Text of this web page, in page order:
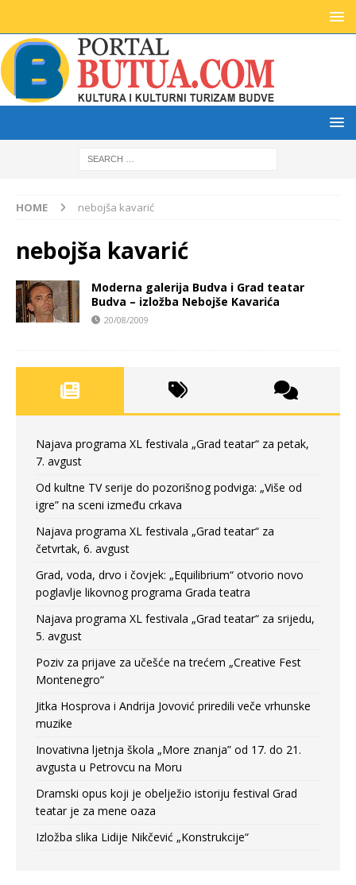
HOME nebojša kavarić
nebojša kavarić
Moderna galerija Budva i Grad teatar
Budva – izložba Nebojše Kavarića
20/08/2009
Najava programa XL festivala „Grad teatar“ za petak,
7. avgust
Od kultne TV serije do pozorišnog podviga: „Više od
igre” na sceni između crkava
Najava programa XL festivala „Grad teatar“ za
četvrtak, 6. avgust
Grad, voda, drvo i čovjek: „Equilibrium“ otvorio novo
poglavlje likovnog programa Grada teatra
Najava programa XL festivala „Grad teatar“ za srijedu,
5. avgust
Poziv za prijave za učešće na trećem „Creative Fest
Montenegro“
Jitka Hosprova i Andrija Jovović priredili veče vrhunske
muzike
Inovativna ljetnja škola „More znanja” od 17. do 21.
avgusta u Petrovcu na Moru
Dramski opus koji je obelježio istoriju festival Grad
teatar je za mene oaza
Izložba slika Lidije Nikčević „Konstrukcije“